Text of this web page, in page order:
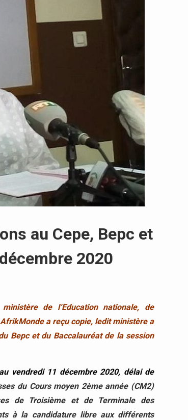
au Cepe, Bepc et
2020
de l’Education nationale, de
a reçu copie, ledit ministère a
Bepc et du Baccalauréat de la session
vendredi 11 décembre 2020, délai de
du Cours moyen 2ème année (CM2)
de Troisième et de Terminale des
à la candidature libre aux différents